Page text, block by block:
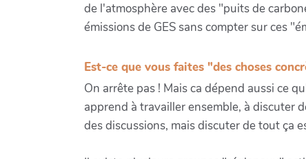
de l'atmosphère avec des "puits de
émissions de GES sans compter sur ces
Est-ce que vous faites "des choses
On arrête pas ! Mais ca dépend aussi ce
apprend à travailler ensemble, à discuter
des discussions, mais discuter de tout ça